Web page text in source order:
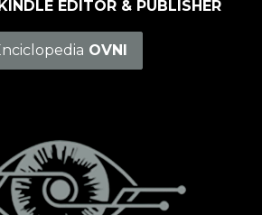
EDITOR & PUBLISHER
OVNI